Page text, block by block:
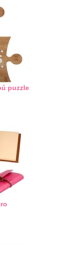
puzzle